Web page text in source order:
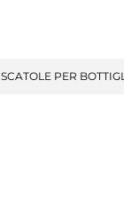
SCATOLE PER